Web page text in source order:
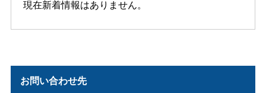
現在新着情報はありません。
お問い合わせ先